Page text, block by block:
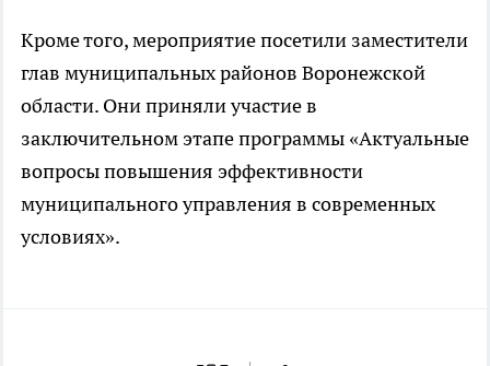
Кроме того, мероприятие посетили заместители
глав муниципальных районов Воронежской
области. Они приняли участие в
заключительном этапе программы «Актуальные
вопросы повышения эффективности
муниципального управления в современных
условиях».